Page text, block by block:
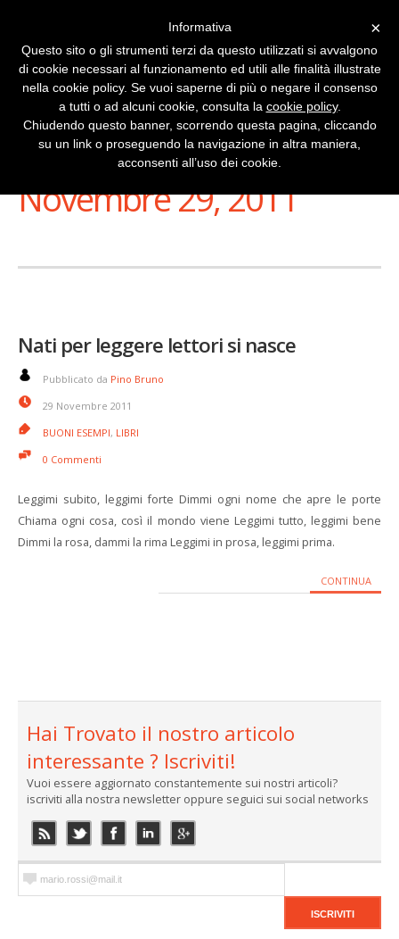
Stai Visualizzando
Novembre 29, 2011
Nati per leggere lettori si nasce
Pubblicato da Pino Bruno
29 Novembre 2011
BUONI ESEMPI, LIBRI
0 Commenti
Leggimi subito, leggimi forte Dimmi ogni nome che apre le porte
Chiama ogni cosa, così il mondo viene Leggimi tutto, leggimi bene
Dimmi la rosa, dammi la rima Leggimi in prosa, leggimi prima.
CONTINUA
Hai Trovato il nostro articolo
interessante ? Iscriviti!
Vuoi essere aggiornato constantemente sui nostri articoli?
iscriviti alla nostra newsletter oppure seguici sui social networks
×
Informativa
Questo sito o gli strumenti terzi da questo utilizzati si avvalgono
di cookie necessari al funzionamento ed utili alle finalità illustrate
nella cookie policy. Se vuoi saperne di più o negare il consenso
a tutti o ad alcuni cookie, consulta la cookie policy.
Chiudendo questo banner, scorrendo questa pagina, cliccando
su un link o proseguendo la navigazione in altra maniera,
acconsenti all’uso dei cookie.